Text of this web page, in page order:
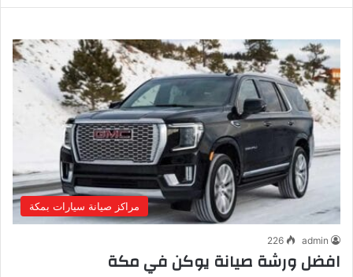
مراكز صيانة سيارات بمكة
admin
226
افضل ورشة صيانة يوكن في مكة